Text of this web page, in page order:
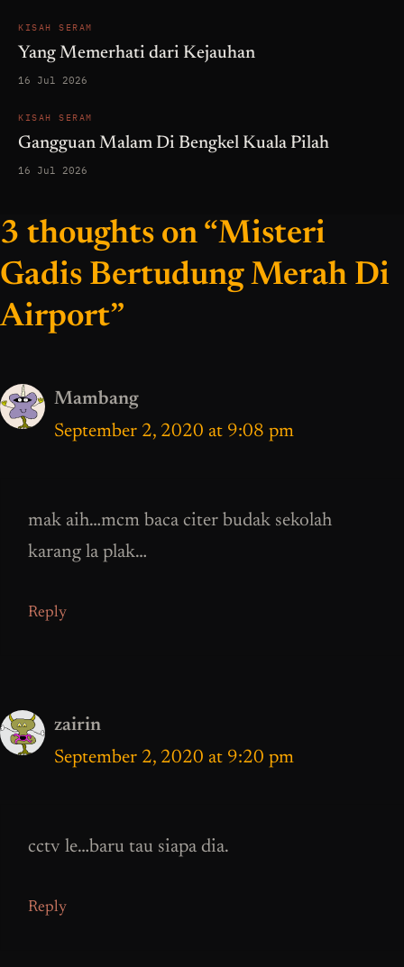
KISAH SERAM
Yang Memerhati dari Kejauhan
16 Jul 2026
KISAH SERAM
Gangguan Malam Di Bengkel Kuala Pilah
16 Jul 2026
3 thoughts on “Misteri
Gadis Bertudung Merah Di
Airport”
Mambang
September 2, 2020 at 9:08 pm
mak aih…mcm baca citer budak sekolah
karang la plak…
Reply
zairin
September 2, 2020 at 9:20 pm
cctv le…baru tau siapa dia.
Reply